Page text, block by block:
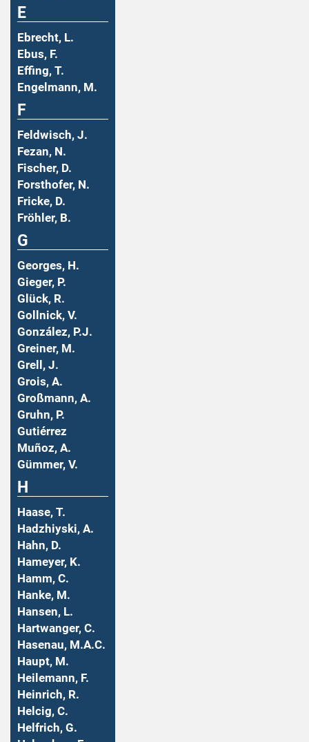
E
Ebrecht, L.
Ebus, F.
Effing, T.
Engelmann, M.
F
Feldwisch, J.
Fezan, N.
Fischer, D.
Forsthofer, N.
Fricke, D.
Fröhler, B.
G
Georges, H.
Gieger, P.
Glück, R.
Gollnick, V.
González, P.J.
Greiner, M.
Grell, J.
Grois, A.
Großmann, A.
Gruhn, P.
Gutiérrez
Muñoz, A.
Gümmer, V.
H
Haase, T.
Hadzhiyski, A.
Hahn, D.
Hameyer, K.
Hamm, C.
Hanke, M.
Hansen, L.
Hartwanger, C.
Hasenau, M.A.C.
Haupt, M.
Heilemann, F.
Heinrich, R.
Helcig, C.
Helfrich, G.